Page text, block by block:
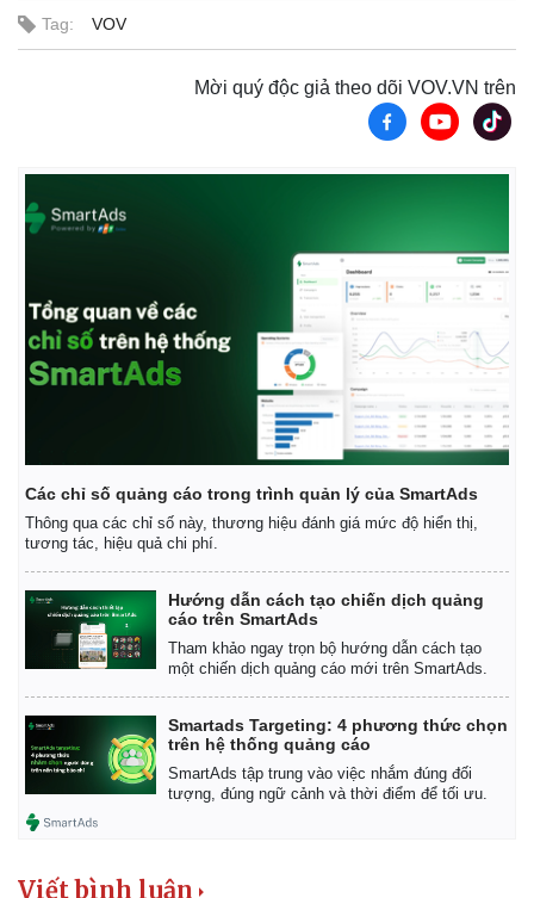
Khởi nghiệp
Giá vàng
Tiêu dùng
Tỷ giá
Chứng khoán
Giá cà phê
Tag: VOV
Mời quý độc giả theo dõi VOV.VN trên
Các chỉ số quảng cáo trong trình quản lý của SmartAds
Thông qua các chỉ số này, thương hiệu đánh giá mức độ hiển thị,
tương tác, hiệu quả chi phí.
Hướng dẫn cách tạo chiến dịch quảng
cáo trên SmartAds
Tham khảo ngay trọn bộ hướng dẫn cách tạo
một chiến dịch quảng cáo mới trên SmartAds.
Smartads Targeting: 4 phương thức chọn
trên hệ thống quảng cáo
SmartAds tập trung vào việc nhắm đúng đối
tượng, đúng ngữ cảnh và thời điểm để tối ưu.
Viết bình luận